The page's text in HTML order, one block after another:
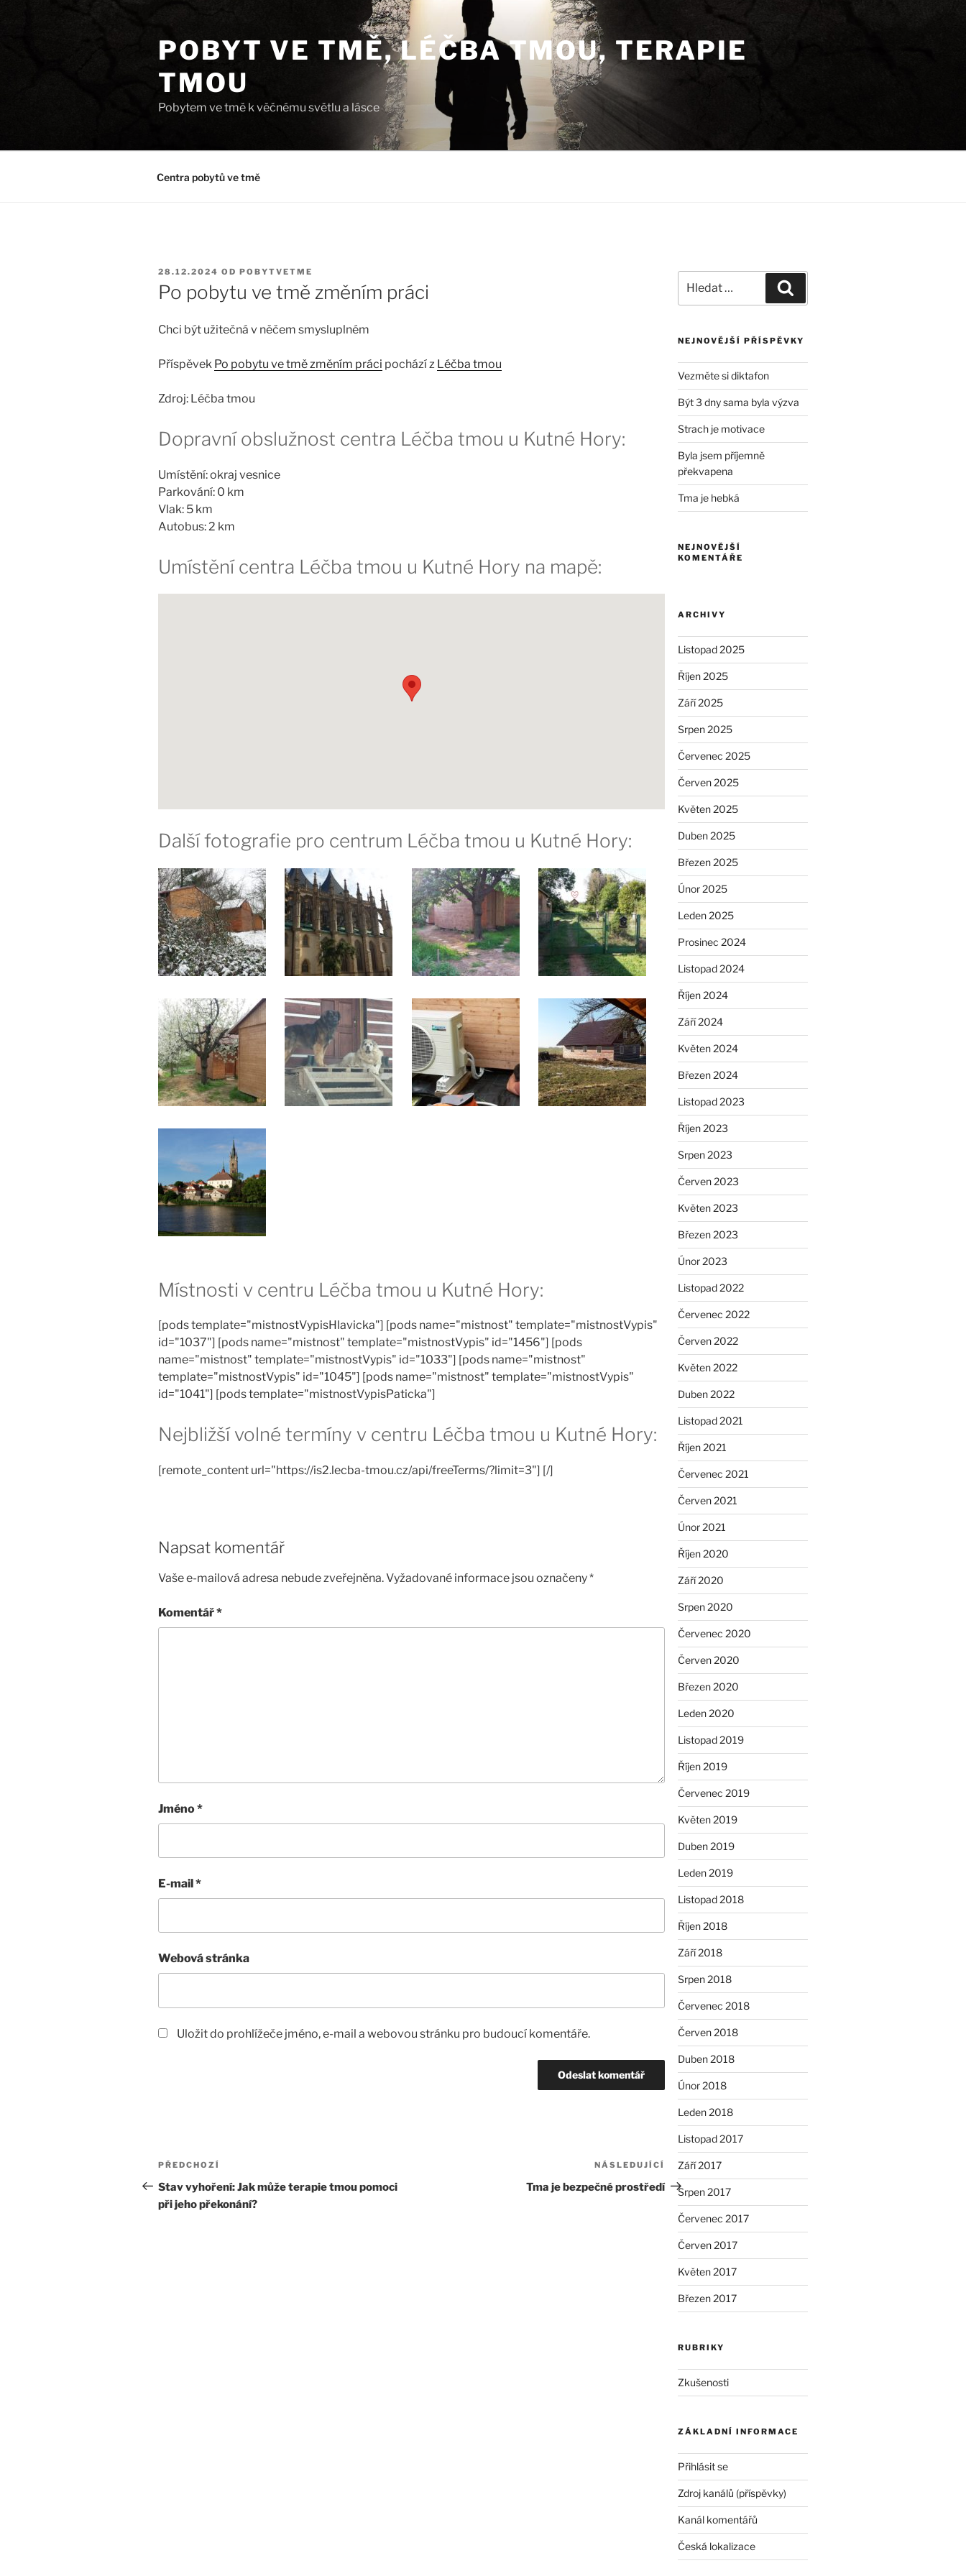
POBYT VE TMĚ, LÉČBA TMOU, TERAPIE
TMOU
Pobytem ve tmě k věčnému světlu a lásce
Centra pobytů ve tmě
PUBLIKOVÁNO
28.12.2024 OD POBYTVETME
Po pobytu ve tmě změním práci
Chci být užitečná v něčem smysluplném
Příspěvek Po pobytu ve tmě změním práci pochází z Léčba tmou
Zdroj: Léčba tmou
Dopravní obslužnost centra Léčba tmou u Kutné Hory:
Umístění: okraj vesnice
Parkování: 0 km
Vlak: 5 km
Autobus: 2 km
Umístění centra Léčba tmou u Kutné Hory na mapě:
Další fotografie pro centrum Léčba tmou u Kutné Hory:
Místnosti v centru Léčba tmou u Kutné Hory:
[pods template="mistnostVypisHlavicka"] [pods name="mistnost" template="mistnostVypis"
id="1037"] [pods name="mistnost" template="mistnostVypis" id="1456"] [pods
name="mistnost" template="mistnostVypis" id="1033"] [pods name="mistnost"
template="mistnostVypis" id="1045"] [pods name="mistnost" template="mistnostVypis"
id="1041"] [pods template="mistnostVypisPaticka"]
Nejbližší volné termíny v centru Léčba tmou u Kutné Hory:
[remote_content url="https://is2.lecba-tmou.cz/api/freeTerms/?limit=3"] [/]
Napsat komentář
Vaše e-mailová adresa nebude zveřejněna.Vyžadované informace jsou označeny*
Komentář*
Jméno*
E-mail*
Webová stránka
Uložit do prohlížeče jméno, e-mail a webovou stránku pro budoucí komentáře.
Navigace
pro
příspěvek
Předchozí
příspěvek
PŘEDCHOZÍ
Stav vyhoření: Jak může terapie tmou pomoci
při jeho překonání?
Následující
příspěvek
NÁSLEDUJÍCÍ
Tma je bezpečné prostředí
NEJNOVĚJŠÍ PŘÍSPĚVKY
Vezměte si diktafon
Být 3 dny sama byla výzva
Strach je motivace
Byla jsem příjemně
překvapena
Tma je hebká
NEJNOVĚJŠÍ
KOMENTÁŘE
ARCHIVY
Listopad 2025
Říjen 2025
Září 2025
Srpen 2025
Červenec 2025
Červen 2025
Květen 2025
Duben 2025
Březen 2025
Únor 2025
Leden 2025
Prosinec 2024
Listopad 2024
Říjen 2024
Září 2024
Květen 2024
Březen 2024
Listopad 2023
Říjen 2023
Srpen 2023
Červen 2023
Květen 2023
Březen 2023
Únor 2023
Listopad 2022
Červenec 2022
Červen 2022
Květen 2022
Duben 2022
Listopad 2021
Říjen 2021
Červenec 2021
Červen 2021
Únor 2021
Říjen 2020
Září 2020
Srpen 2020
Červenec 2020
Červen 2020
Březen 2020
Leden 2020
Listopad 2019
Říjen 2019
Červenec 2019
Květen 2019
Duben 2019
Leden 2019
Listopad 2018
Říjen 2018
Září 2018
Srpen 2018
Červenec 2018
Červen 2018
Duben 2018
Únor 2018
Leden 2018
Listopad 2017
Září 2017
Srpen 2017
Červenec 2017
Červen 2017
Květen 2017
Březen 2017
RUBRIKY
Zkušenosti
ZÁKLADNÍ INFORMACE
Přihlásit se
Zdroj kanálů (příspěvky)
Kanál komentářů
Česká lokalizace